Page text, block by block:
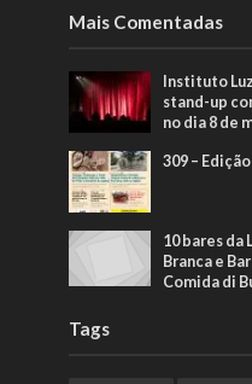
Mais Comentadas
Instituto
stand-up
no dia 8 de
309 –
10 bares da
Branca e
Comida di
Tags